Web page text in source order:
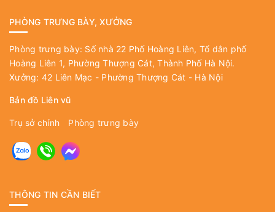
PHÒNG TRƯNG BÀY, XƯỞNG
Phòng trưng bày: Số nhà 22 Phố Hoàng Liên, Tổ dân phố
Hoàng Liên 1, Phường Thượng Cát, Thành Phố Hà Nội.
Xưởng: 42 Liên Mạc - Phường Thượng Cát - Hà Nội
Bản đồ Liên vũ
Trụ sở chính Phòng trưng bày
THÔNG TIN CẦN BIẾT